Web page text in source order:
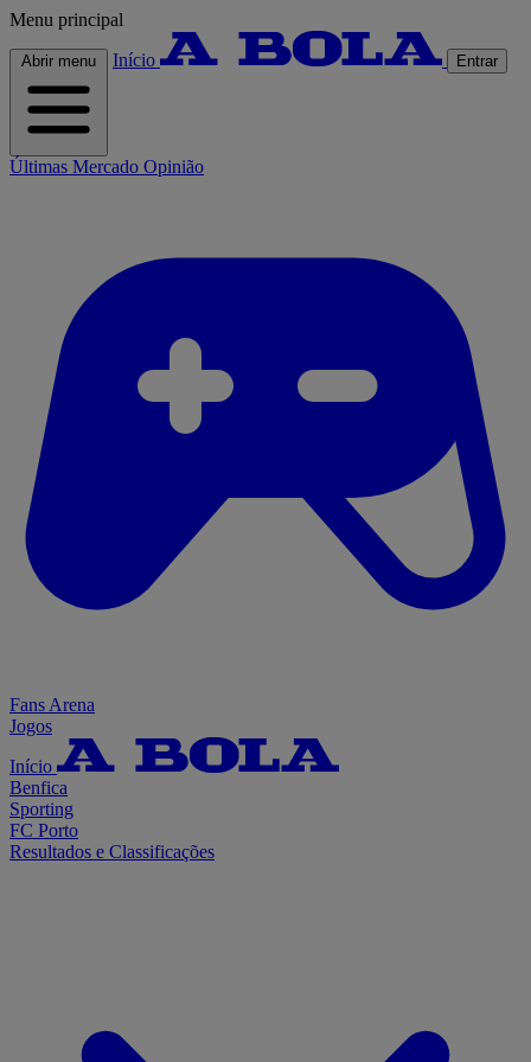
Menu principal
Abrir menu Início Entrar
Últimas Mercado Opinião
Fans Arena
Jogos
Início
Benfica
Sporting
FC Porto
Resultados e Classificações